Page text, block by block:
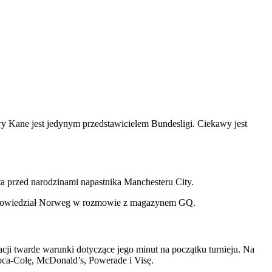
jest jedynym przedstawicielem Bundesligi. Ciekawy jest
narodzinami napastnika Manchesteru City.
Norweg w rozmowie z magazynem GQ.
twarde warunki dotyczące jego minut na początku turnieju. Na
Colę, McDonald’s, Powerade i Visę.